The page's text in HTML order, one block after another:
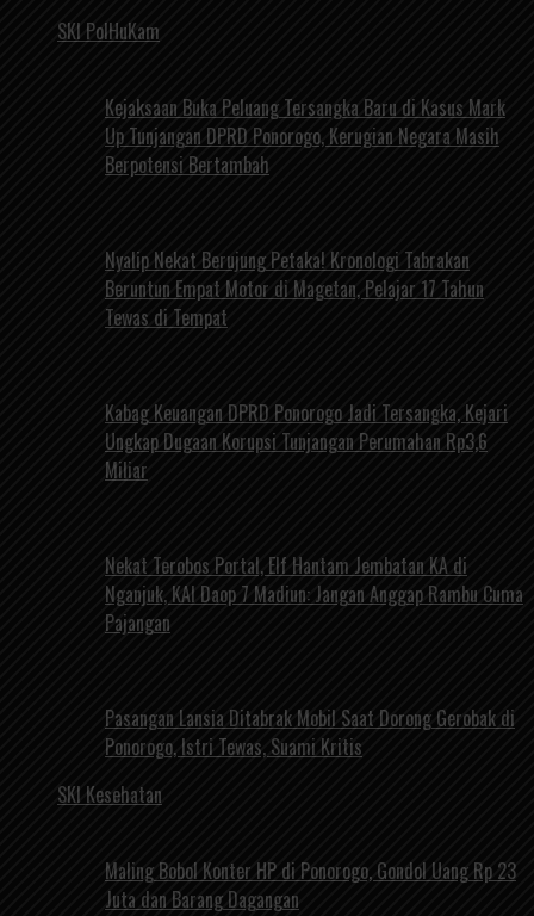
SKI PolHuKam
Kejaksaan Buka Peluang Tersangka Baru di Kasus Mark
Up Tunjangan DPRD Ponorogo, Kerugian Negara Masih
Berpotensi Bertambah
Nyalip Nekat Berujung Petaka! Kronologi Tabrakan
Beruntun Empat Motor di Magetan, Pelajar 17 Tahun
Tewas di Tempat
Kabag Keuangan DPRD Ponorogo Jadi Tersangka, Kejari
Ungkap Dugaan Korupsi Tunjangan Perumahan Rp3,6
Miliar
Nekat Terobos Portal, Elf Hantam Jembatan KA di
Nganjuk, KAI Daop 7 Madiun: Jangan Anggap Rambu Cuma
Pajangan
Pasangan Lansia Ditabrak Mobil Saat Dorong Gerobak di
Ponorogo, Istri Tewas, Suami Kritis
SKI Kesehatan
Maling Bobol Konter HP di Ponorogo, Gondol Uang Rp 23
Juta dan Barang Dagangan